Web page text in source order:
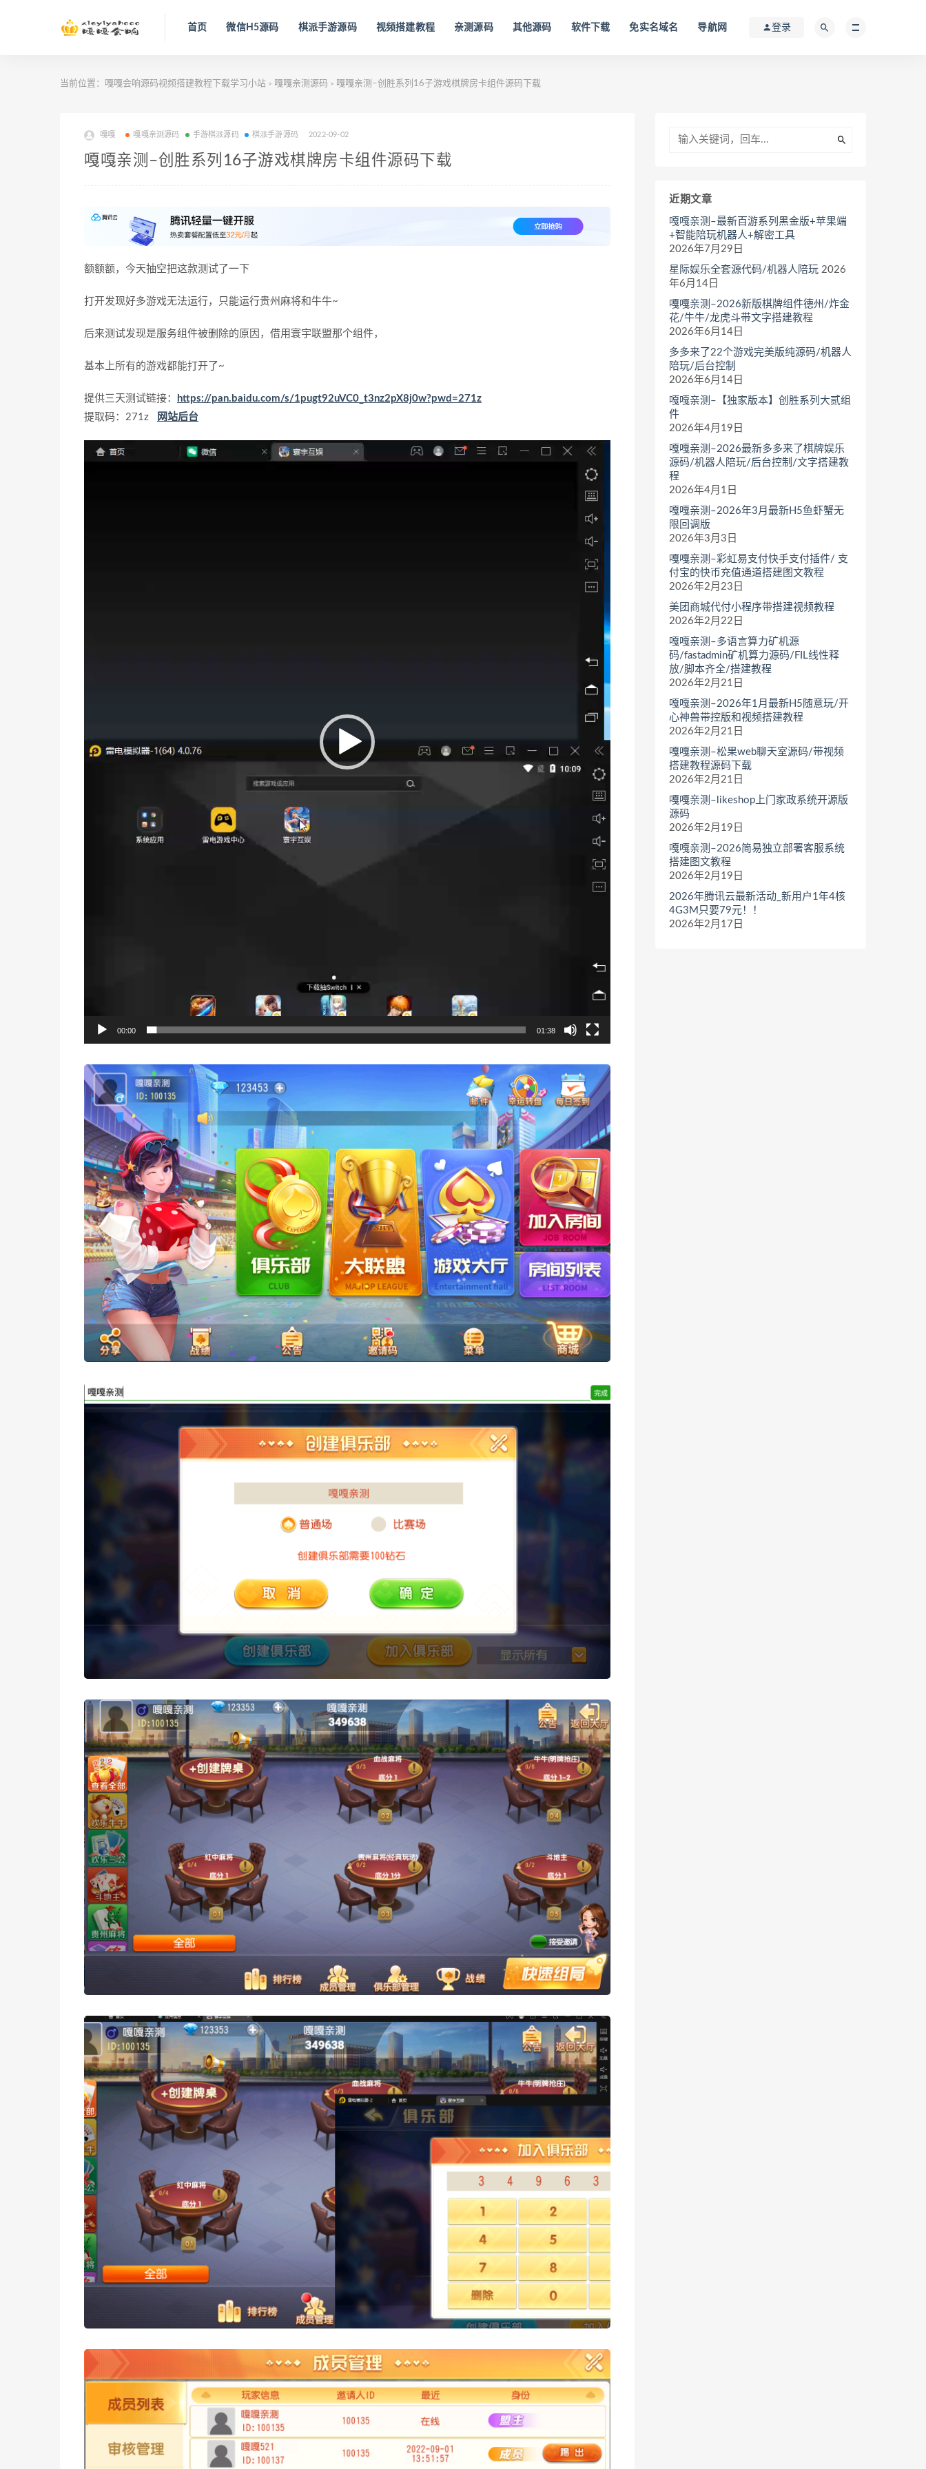
首页 微信H5源码 棋派手游源码 视频搭建教程 亲测源码 其他源码 软件下载 免实名域名 导航网 登录
当前位置： 嘎嘎会响源码视频搭建教程下载学习小站 > 嘎嘎亲测源码 > 嘎嘎亲测–创胜系列16子游戏棋牌房卡组件源码下载
嘎嘎 嘎嘎亲测源码 手游棋派源码 棋派手游源码 2022-09-02
嘎嘎亲测–创胜系列16子游戏棋牌房卡组件源码下载
额额额，今天抽空把这款测试了一下
打开发现好多游戏无法运行，只能运行贵州麻将和牛牛~
后来测试发现是服务组件被删除的原因，借用寰宇联盟那个组件，
基本上所有的游戏都能打开了~
提供三天测试链接：
https://pan.baidu.com/s/1pugt92uVC0_t3nz2pX8j0w?pwd=271z
提取码：271z
网站后台
00:00 01:38
近期文章
嘎嘎亲测–最新百游系列黑金版+苹果端
+智能陪玩机器人+解密工具
2026年7月29日
星际娱乐全套源代码/机器人陪玩 2026
年6月14日
嘎嘎亲测–2026新版棋牌组件德州/炸金
花/牛牛/龙虎斗带文字搭建教程
2026年6月14日
多多来了22个游戏完美版纯源码/机器人
陪玩/后台控制
2026年6月14日
嘎嘎亲测–【独家版本】创胜系列大贰组
件
2026年4月19日
嘎嘎亲测–2026最新多多来了棋牌娱乐
源码/机器人陪玩/后台控制/文字搭建教
程
2026年4月1日
嘎嘎亲测–2026年3月最新H5鱼虾蟹无
限回调版
2026年3月3日
嘎嘎亲测–彩虹易支付快手支付插件/ 支
付宝的快币充值通道搭建图文教程
2026年2月23日
美团商城代付小程序带搭建视频教程
2026年2月22日
嘎嘎亲测–多语言算力矿机源
码/fastadmin矿机算力源码/FIL线性释
放/脚本齐全/搭建教程
2026年2月21日
嘎嘎亲测–2026年1月最新H5随意玩/开
心神兽带控版和视频搭建教程
2026年2月21日
嘎嘎亲测–松果web聊天室源码/带视频
搭建教程源码下载
2026年2月21日
嘎嘎亲测–likeshop上门家政系统开源版
源码
2026年2月19日
嘎嘎亲测–2026简易独立部署客服系统
搭建图文教程
2026年2月19日
2026年腾讯云最新活动_新用户1年4核
4G3M只要79元！！
2026年2月17日